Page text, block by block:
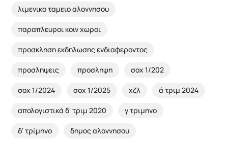
λιμενικο ταμειο αλοννησου
παραπλευροι κοιν χωροι
προσκληση εκδηλωσης ενδιαφεροντος
προσληψεις προσληψη σοχ 1/202
σοχ 1/2024 σοχ 1/2025 χζλ ά τριμ 2024
απολογιστικά δ' τριμ 2020 γ τριμηνο
δ' τρίμηνο δημος αλοννησου